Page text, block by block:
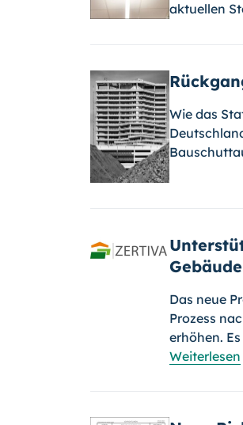
aktuellen
Wie das
Das neue
Prozess
erhöhen.
Weiterlesen